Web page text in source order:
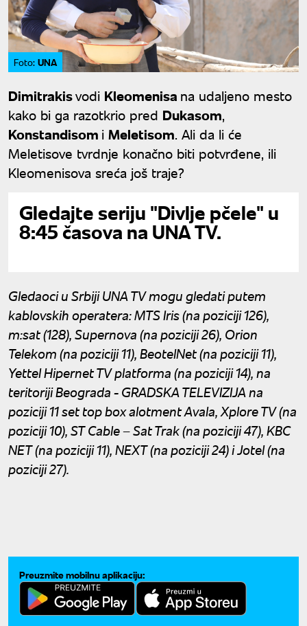
Foto: UNA
Dimitrakisvodi Kleomenisa na udaljeno mesto
kako bi ga razotkrio pred Dukasom,
Konstandisom i Meletisom. Ali da li će
Meletisove tvrdnje konačno biti potvrđene, ili
Kleomenisova sreća još traje?
Gledajte seriju "Divlje pčele" u
8:45 časova na UNA TV.
Gledaoci u Srbiji UNA TV mogu gledati putem
kablovskih operatera: MTS Iris (na poziciji 126),
m:sat (128), Supernova (na poziciji 26), Orion
Telekom (na poziciji 11), BeotelNet (na poziciji 11),
Yettel Hipernet TV platforma (na poziciji 14), na
teritoriji Beograda - GRADSKA TELEVIZIJA na
poziciji 11 set top box alotment Avala, Xplore TV (na
poziciji 10), ST Cable – Sat Trak (na poziciji 47), KBC
NET (na poziciji 11), NEXT (na poziciji 24) i Jotel (na
poziciji 27).
Preuzmite mobilnu aplikaciju: